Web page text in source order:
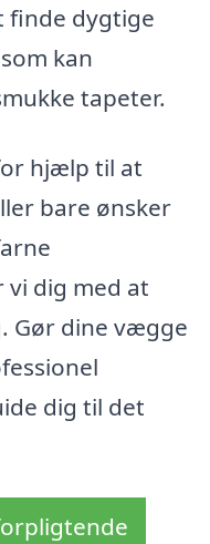
finde dygtige
kan
tapeter.
hjælp til at
bare ønsker
dig med at
Gør dine vægge
dig til det